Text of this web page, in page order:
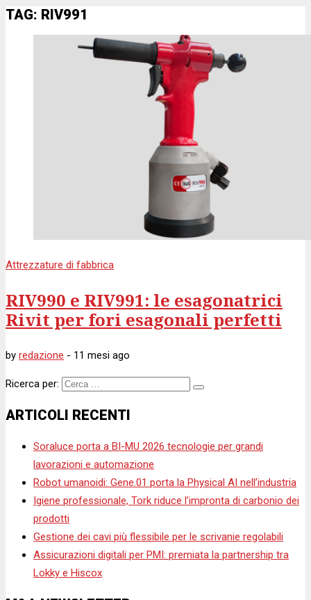
TAG: RIV991
Attrezzature di fabbrica
RIV990 e RIV991: le esagonatrici
Rivit per fori esagonali perfetti
by redazione - 11 mesi ago
Ricerca per:
ARTICOLI RECENTI
Soraluce porta a BI-MU 2026 tecnologie per grandi
lavorazioni e automazione
Robot umanoidi: Gene.01 porta la Physical AI nell’industria
Igiene professionale, Tork riduce l’impronta di carbonio dei
prodotti
Gestione dei cavi più flessibile per le scrivanie regolabili
Assicurazioni digitali per PMI: premiata la partnership tra
Lokky e Hiscox